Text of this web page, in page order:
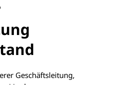
Geschäftsleitung,